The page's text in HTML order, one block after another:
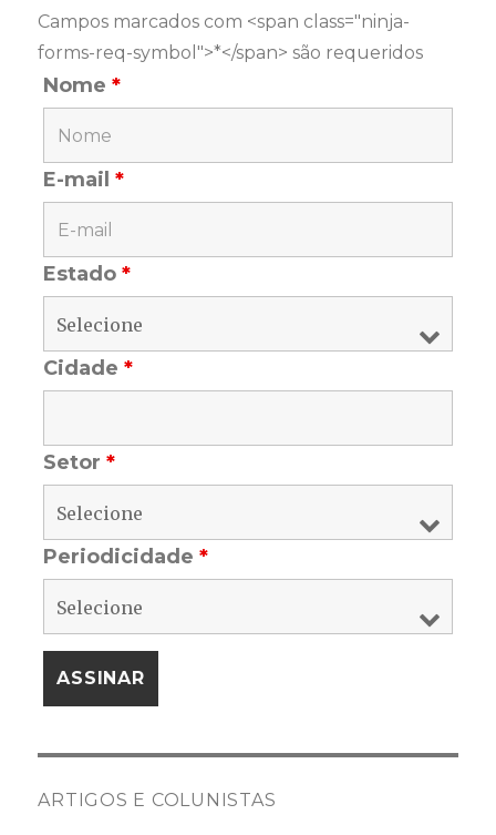
Campos marcados com <span class="ninja-
forms-req-symbol">*</span> são requeridos
Nome*
E-mail*
Estado*
Cidade*
Setor*
Periodicidade*
ARTIGOS E COLUNISTAS